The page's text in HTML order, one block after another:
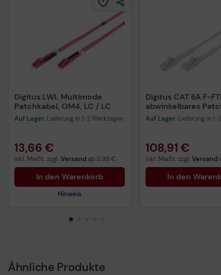
Digitus LWL Multimode
Patchkabel, OM4, LC / LC
Auf Lager: Lieferung in 1-2 Werktagen
13,66 €
inkl. MwSt. zzgl. Versand ab 5,99 €
In den Warenkorb
Hinweis
Digitus CAT 6A F-
abwinkelbares
Kupfer, 5 m, grau,
Auf Lager: Lieferung in
108,91 €
inkl. MwSt. zzgl. Versand
In den
Ähnliche Produkte